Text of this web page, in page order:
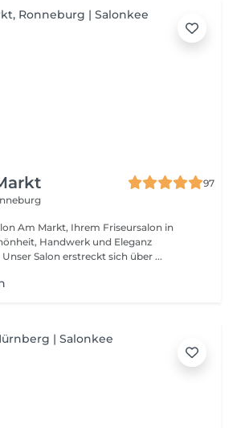
97
Am Markt, Ihrem Friseursalon in
Handwerk und Eleganz
Salon erstreckt sich über ...